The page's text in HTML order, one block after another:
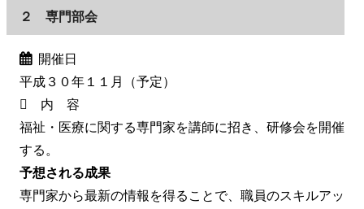
２ 専門部会
開催日
平成３０年１１月（予定）
内 容
福祉・医療に関する専門家を講師に招き、研修会を開催
する。
予想される成果
専門家から最新の情報を得ることで、職員のスキルアッ